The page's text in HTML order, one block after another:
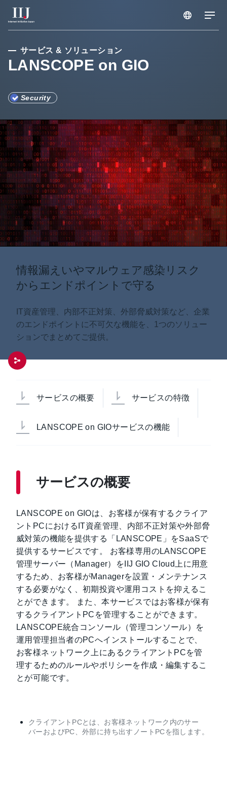
サービス & ソリューション
企業情報
サービス & ソリューション
LANSCOPE on GIO
Security
情報漏えいやマルウェア感染リスク
からエンドポイントで守る
IT資産管理、内部不正対策、外部脅威対策など、企業
のエンドポイントに不可欠な機能を、1つのソリュー
ションでまとめてご提供。
サービスの概要 サービスの特徴
LANSCOPE on GIOサービスの機能
サービスの概要
LANSCOPE on GIOは、お客様が保有するクライア
ントPCにおけるIT資産管理、内部不正対策や外部脅
威対策の機能を提供する「LANSCOPE」をSaaSで
提供するサービスです。 お客様専用のLANSCOPE
管理サーバー（Manager）をIIJ GIO Cloud上に用意
するため、お客様がManagerを設置・メンテナンス
する必要がなく、初期投資や運用コストを抑えるこ
とができます。 また、本サービスではお客様が保有
するクライアントPCを管理することができます。
LANSCOPE統合コンソール（管理コンソール）を
運用管理担当者のPCへインストールすることで、
お客様ネットワーク上にあるクライアントPCを管
理するためのルールやポリシーを作成・編集するこ
とが可能です。
クライアントPCとは、お客様ネットワーク内のサー
バーおよびPC、外部に持ち出すノートPCを指します。